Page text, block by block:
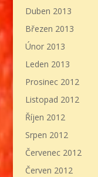
Duben 2013
Březen 2013
Únor 2013
Leden 2013
Prosinec 2012
Listopad 2012
Říjen 2012
Srpen 2012
Červenec 2012
Červen 2012